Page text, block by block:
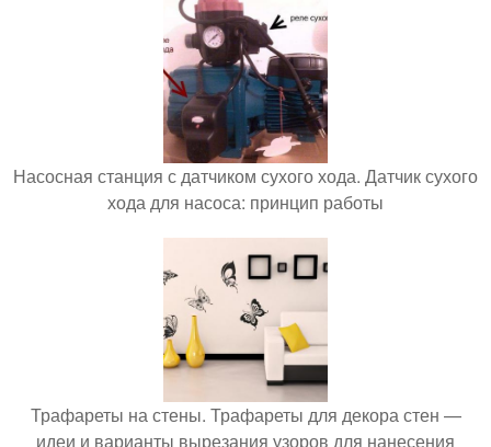
Насосная станция с датчиком сухого хода. Датчик сухого
хода для насоса: принцип работы
Трафареты на стены. Трафареты для декора стен —
идеи и варианты вырезания узоров для нанесения